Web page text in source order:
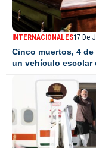
INTERNACIONALES17 De
Cinco muertos, 4
un vehículo escolar